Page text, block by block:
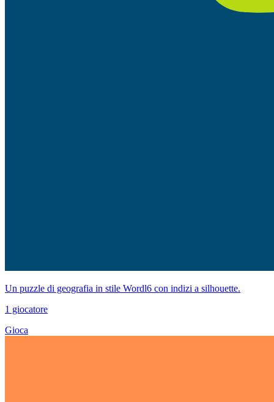
Un puzzle di geografia in stile Wordl6 con indizi a silhouette.
1 giocatore
Gioca